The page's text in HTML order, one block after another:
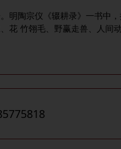
宗仪《辍耕录》一书中，
花 竹翎毛、野赢走兽、人间